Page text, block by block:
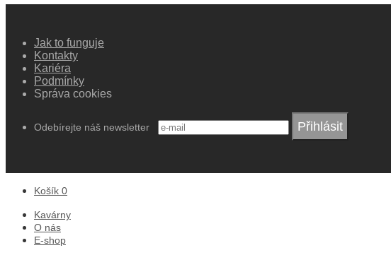
Jak to funguje
Kontakty
Kariéra
Podmínky
Správa cookies
Odebírejte náš newsletter
Košík 0
Kavárny
O nás
E-shop